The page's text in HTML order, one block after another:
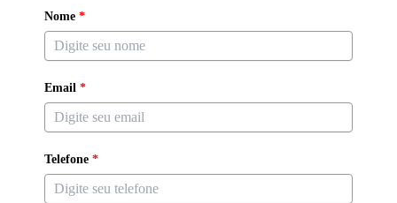
Nome *
Email *
Telefone *